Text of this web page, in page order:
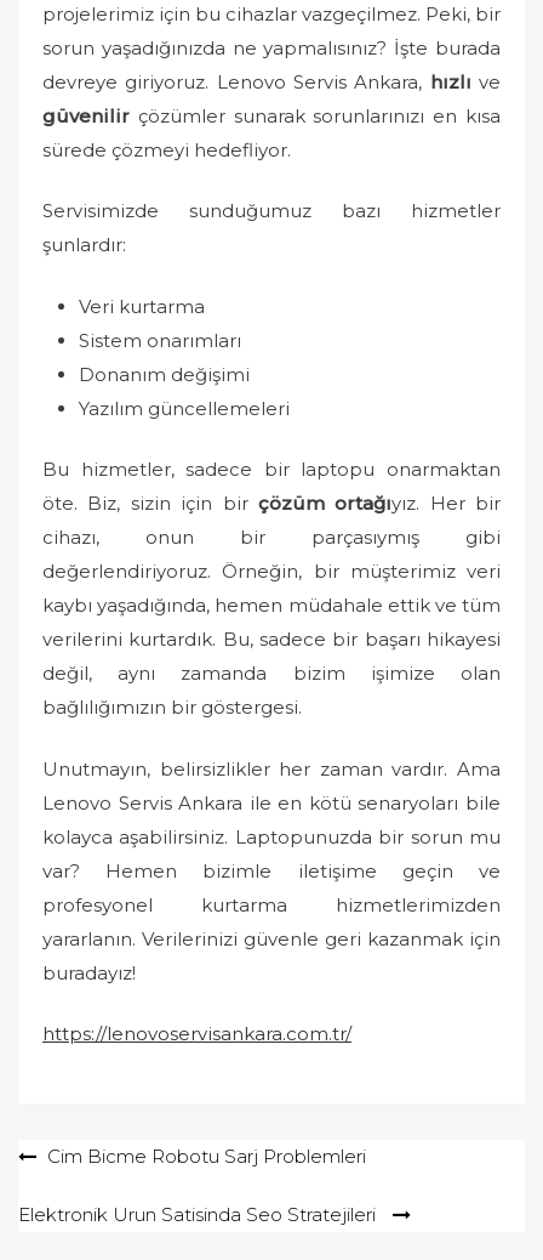
projelerimiz için bu cihazlar vazgeçilmez. Peki, bir
sorun yaşadığınızda ne yapmalısınız? İşte burada
devreye giriyoruz. Lenovo Servis Ankara, hızlı ve
güvenilir çözümler sunarak sorunlarınızı en kısa
sürede çözmeyi hedefliyor.
Servisimizde sunduğumuz bazı hizmetler
şunlardır:
Veri kurtarma
Sistem onarımları
Donanım değişimi
Yazılım güncellemeleri
Bu hizmetler, sadece bir laptopu onarmaktan
öte. Biz, sizin için bir çözüm ortağıyız. Her bir
cihazı, onun bir parçasıymış gibi
değerlendiriyoruz. Örneğin, bir müşterimiz veri
kaybı yaşadığında, hemen müdahale ettik ve tüm
verilerini kurtardık. Bu, sadece bir başarı hikayesi
değil, aynı zamanda bizim işimize olan
bağlılığımızın bir göstergesi.
Unutmayın, belirsizlikler her zaman vardır. Ama
Lenovo Servis Ankara ile en kötü senaryoları bile
kolayca aşabilirsiniz. Laptopunuzda bir sorun mu
var? Hemen bizimle iletişime geçin ve
profesyonel kurtarma hizmetlerimizden
yararlanın. Verilerinizi güvenle geri kazanmak için
buradayız!
https://lenovoservisankara.com.tr/
YazıCim Bicme Robotu Sarj Problemleri
Elektronik Urun Satisinda Seo Stratejileri